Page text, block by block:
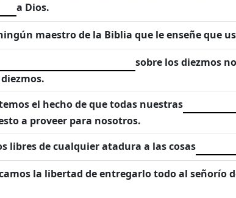
a Dios.
maestro de la Biblia que le enseñe que
sobre los diezmos
el hecho de que todas nuestras
a proveer para nosotros.
libres de cualquier atadura a las cosas
la libertad de entregarlo todo al señorío